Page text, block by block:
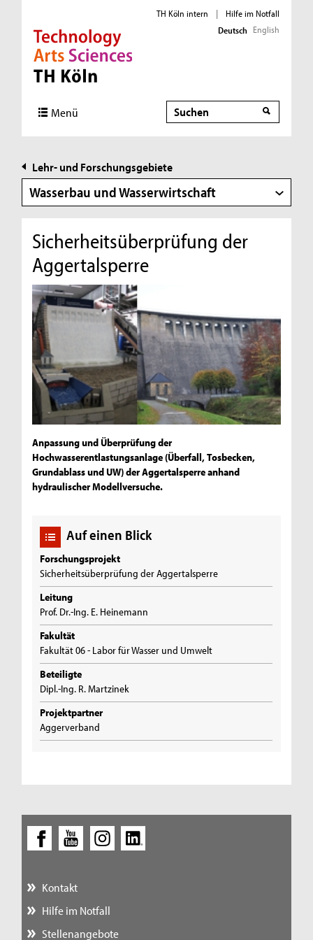
Direkt zur Hauptnavigation
Direkt zur Subnavigation
Direkt zum Inhalt
Direkt zum Fußbereich
TH Köln intern |
Hilfe im Notfall
Deutsch English
Menü Suche
Suche
Lehr- und Forschungsgebiete
Wasserbau und Wasserwirtschaft
Sicherheitsüberprüfung der
Aggertalsperre
Anpassung und Überprüfung der
Hochwasserentlastungsanlage (Überfall, Tosbecken,
Grundablass und UW) der Aggertalsperre anhand
hydraulischer Modellversuche.
Auf einen Blick
Forschungsprojekt
Sicherheitsüberprüfung der Aggertalsperre
Leitung
Prof. Dr.-Ing. E. Heinemann
Fakultät
Fakultät 06 - Labor für Wasser und Umwelt
Beteiligte
Dipl.-Ing. R. Martzinek
Projektpartner
Aggerverband
Kontakt
Hilfe im Notfall
Stellenangebote